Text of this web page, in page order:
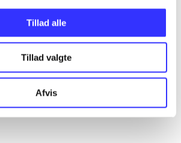
Tillad alle
Tillad valgte
Afvis